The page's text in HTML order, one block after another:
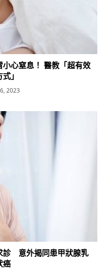
小心窒息！ 醫教「超有效
」
2023
診 意外揭同患甲狀腺乳
癌